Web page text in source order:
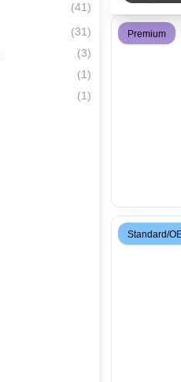
(41)
(31)
(3)
(1)
(1)
Premium
Standard/